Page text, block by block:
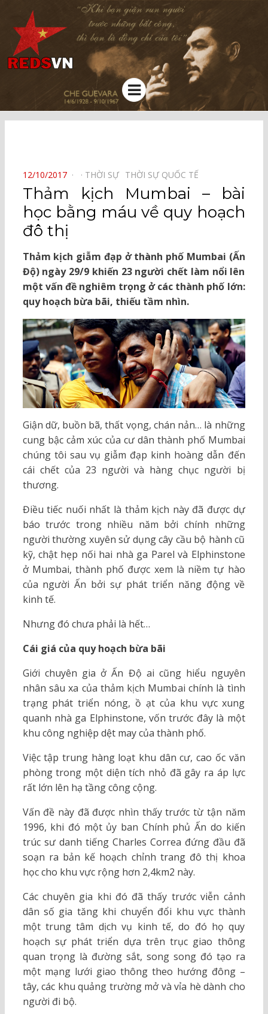
Kênh chia sẻ tri thức cộng đồng
Menu
POSTED
ON
12/10/2017 THỜI SỰ⠀ THỜI SỰ QUỐC TẾ⠀
Thảm kịch Mumbai – bài
học bằng máu về quy hoạch
đô thị
Thảm kịch giẫm đạp ở thành phố Mumbai (Ấn
Độ) ngày 29/9 khiến 23 người chết làm nổi lên
một vấn đề nghiêm trọng ở các thành phố lớn:
quy hoạch bừa bãi, thiếu tầm nhìn.
Giận dữ, buồn bã, thất vọng, chán nản… là những
cung bậc cảm xúc của cư dân thành phố Mumbai
chúng tôi sau vụ giẫm đạp kinh hoàng dẫn đến
cái chết của 23 người và hàng chục người bị
thương.
Điều tiếc nuối nhất là thảm kịch này đã được dự
báo trước trong nhiều năm bởi chính những
người thường xuyên sử dụng cây cầu bộ hành cũ
kỹ, chật hẹp nối hai nhà ga Parel và Elphinstone
ở Mumbai, thành phố được xem là niềm tự hào
của người Ấn bởi sự phát triển năng động về
kinh tế.
Nhưng đó chưa phải là hết…
Cái giá của quy hoạch bừa bãi
Giới chuyên gia ở Ấn Độ ai cũng hiểu nguyên
nhân sâu xa của thảm kịch Mumbai chính là tình
trạng phát triển nóng, ồ ạt của khu vực xung
quanh nhà ga Elphinstone, vốn trước đây là một
khu công nghiệp dệt may của thành phố.
Việc tập trung hàng loạt khu dân cư, cao ốc văn
phòng trong một diện tích nhỏ đã gây ra áp lực
rất lớn lên hạ tầng công cộng.
Vấn đề này đã được nhìn thấy trước từ tận năm
1996, khi đó một ủy ban Chính phủ Ấn do kiến
trúc sư danh tiếng Charles Correa đứng đầu đã
soạn ra bản kế hoạch chỉnh trang đô thị khoa
học cho khu vực rộng hơn 2,4km2 này.
Các chuyên gia khi đó đã thấy trước viễn cảnh
dân số gia tăng khi chuyển đổi khu vực thành
một trung tâm dịch vụ kinh tế, do đó họ quy
hoạch sự phát triển dựa trên trục giao thông
quan trọng là đường sắt, song song đó tạo ra
một mạng lưới giao thông theo hướng đông –
tây, các khu quảng trường mở và vỉa hè dành cho
người đi bộ.